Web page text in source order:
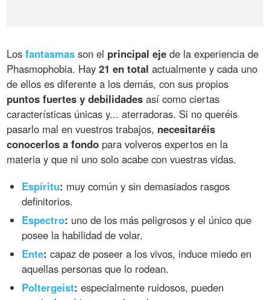
Losfantasmas son el principal eje de la experiencia de
Phasmophobia. Hay21 en total actualmente y cada uno
de ellos es diferente a los demás, con sus propios
puntos fuertes y debilidades así como ciertas
características únicas y... aterradoras. Si no queréis
pasarlo mal en vuestros trabajos, necesitaréis
conocerlos a fondo para volveros expertos en la
materia y que ni uno solo acabe con vuestras vidas.
Espíritu: muy común y sin demasiados rasgos
definitorios.
Espectro: uno de los más peligrosos y el único que
posee la habilidad de volar.
Ente: capaz de poseer a los vivos, induce miedo en
aquellas personas que lo rodean.
Poltergeist: especialmente ruidosos, pueden